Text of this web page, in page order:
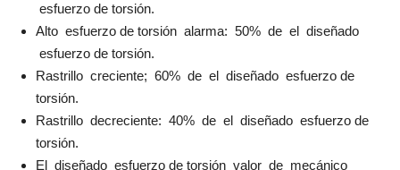
esfuerzo de torsión.
Alto esfuerzo de torsión alarma: 50% de el diseñado
esfuerzo de torsión.
Rastrillo creciente; 60% de el diseñado esfuerzo de
torsión.
Rastrillo decreciente: 40% de el diseñado esfuerzo de
torsión.
El diseñado esfuerzo de torsión valor de mecánico